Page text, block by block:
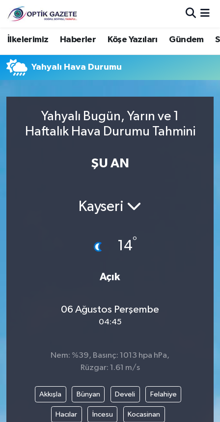
İlkelerimiz Haberler Köşe Yazıları Gündem
Yahyalı Hava Durumu
Yahyalı Bugün, Yarın ve 1
Haftalık Hava Durumu Tahmini
ŞU AN
Kayseri
14°
Açık
06 Ağustos Perşembe
04:45
Nem: %39, Basınç: 1013 hpa hPa,
Rüzgar: 1.61 m/s
Akkışla Bünyan Develi Felahiye
Hacılar İncesu Kocasinan
Nöbetçi Eczaneler
Hava Durumu
Trafik Durumu
Süper Lig Puan Durumu ve Fikstür